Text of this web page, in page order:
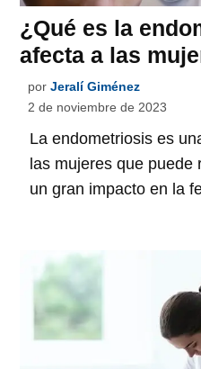
¿Qué es la
afecta a las
por Jeralí Giménez
2 de noviembre de 2023
La endometriosis es
las mujeres que puede
un gran impacto en la